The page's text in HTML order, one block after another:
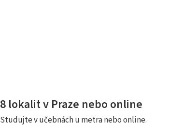
8 lokalit v Praze nebo online
Studujte v učebnách u metra nebo online.